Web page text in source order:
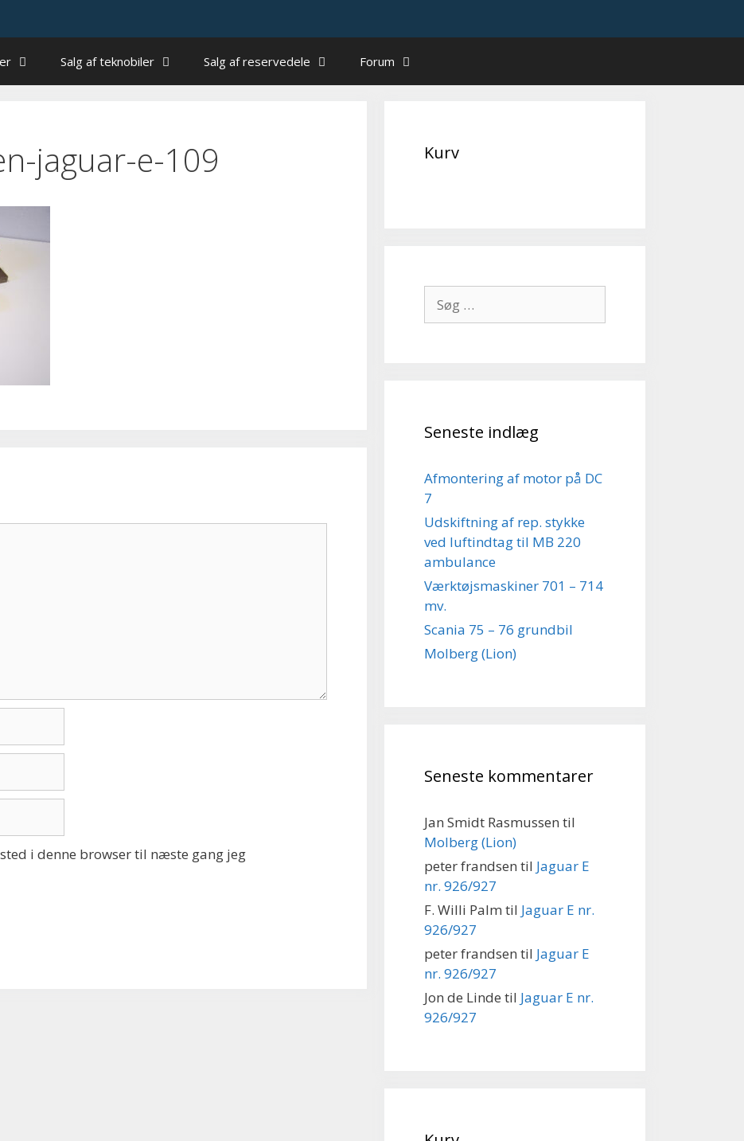
Salg af teknobiler Salg af reservedele Forum
jaguar-e-109
i denne browser til næste gang jeg
Kurv
efter:
Seneste indlæg
Afmontering af motor på DC
7
Udskiftning af rep. stykke
ved luftindtag til MB 220
ambulance
Værktøjsmaskiner 701 – 714
mv.
Scania 75 – 76 grundbil
Molberg (Lion)
Seneste kommentarer
Jan Smidt Rasmussen til
Molberg (Lion)
peter frandsen til Jaguar E
nr. 926/927
F. Willi Palm til Jaguar E nr.
926/927
peter frandsen til Jaguar E
nr. 926/927
Jon de Linde til Jaguar E nr.
926/927